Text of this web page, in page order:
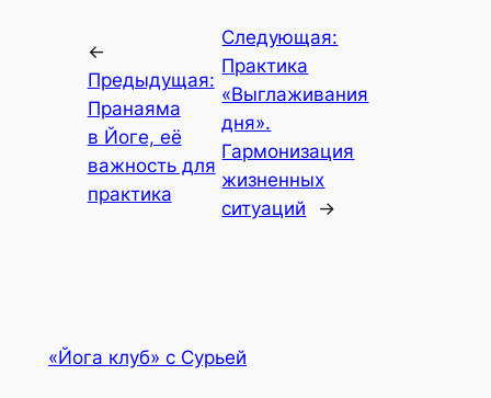
←
Предыдущая:
Пранаяма
в Йоге, её
важность для
практика
Следующая:
Практика
«Выглаживания
дня».
Гармонизация
жизненных
ситуаций
→
«Йога клуб» с Сурьей